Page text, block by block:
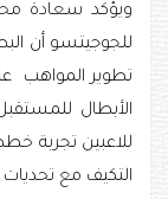
ويؤكد سعادة
للجوجيتسو أن
تطوير المواهب
الأبطال
للاعبين تجربة
التكيف مع تحديات